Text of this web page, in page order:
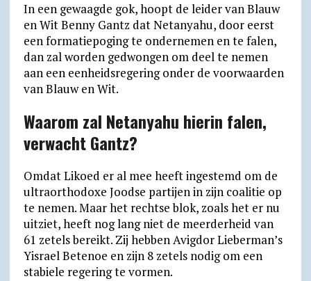
In een gewaagde gok, hoopt de leider van Blauw
en Wit Benny Gantz dat Netanyahu, door eerst
een formatiepoging te ondernemen en te falen,
dan zal worden gedwongen om deel te nemen
aan een eenheidsregering onder de voorwaarden
van Blauw en Wit.
Waarom zal Netanyahu hierin falen,
verwacht Gantz?
Omdat Likoed er al mee heeft ingestemd om de
ultraorthodoxe Joodse partijen in zijn coalitie op
te nemen. Maar het rechtse blok, zoals het er nu
uitziet, heeft nog lang niet de meerderheid van
61 zetels bereikt. Zij hebben Avigdor Lieberman’s
Yisrael Betenoe en zijn 8 zetels nodig om een
stabiele regering te vormen.